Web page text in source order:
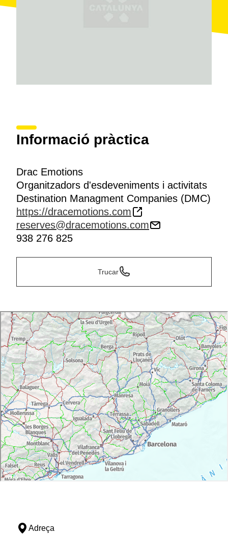
Informació pràctica
Drac Emotions
Organitzadors d'esdeveniments i activitats
Destination Managment Companies (DMC)
https://dracemotions.com
reserves@dracemotions.com
938 276 825
Trucar
Adreça